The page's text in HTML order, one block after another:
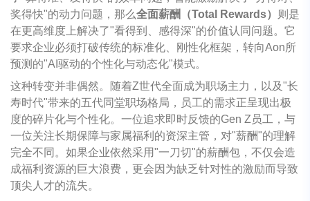
奖得快"的动力问题，那么全面薪酬（Total Rewards）
则是
在更高维度上解决了"看得到、感得深"的价值认同问题。它
要求企业必须打破传统的标准化、刚性化框架，转向Aon所
预测的"AI驱动的个性化与动态化"模式。
这种转变并非偶然。随着Z世代全面成为职场主力，以及"长
寿时代"带来的五代同堂职场格局，员工的需求正呈现出极
度的碎片化与个性化。一位追求即时反馈的Gen Z员工，与
一位关注长期保障与家属福利的资深主管，对"薪酬"的理解
完全不同。如果企业依然采用"一刀切"的薪酬包，不仅会造
成福利资源的巨大浪费，更会因为缺乏针对性的激励而导致
顶尖人才的流失。